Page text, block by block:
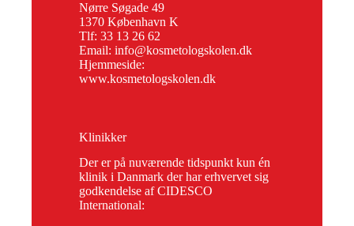
Nørre Søgade 49
1370 København K
Tlf: 33 13 26 62
Email: info@kosmetologskolen.dk
Hjemmeside:
www.kosmetologskolen.dk
Klinikker
Der er på nuværende tidspunkt kun én
klinik i Danmark der har erhvervet sig
godkendelse af CIDESCO
International: